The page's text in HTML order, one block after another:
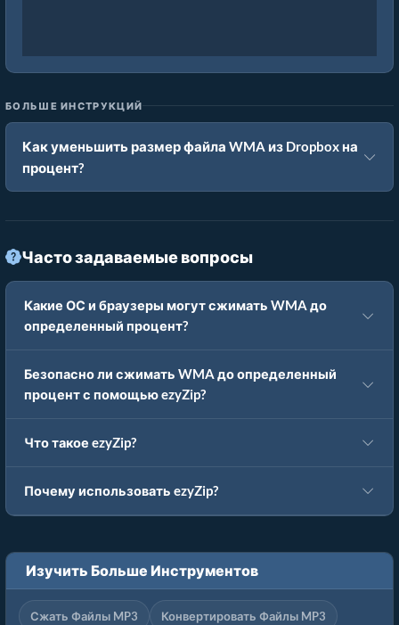
БОЛЬШЕ ИНСТРУКЦИЙ
Как уменьшить размер файла WMA из Dropbox на
процент?
Часто задаваемые вопросы
Какие ОС и браузеры могут сжимать WMA до
определенный процент?
Безопасно ли сжимать WMA до определенный
процент с помощью ezyZip?
Что такое ezyZip?
Почему использовать ezyZip?
Изучить Больше Инструментов
Сжать Файлы MP3 Конвертировать Файлы MP3